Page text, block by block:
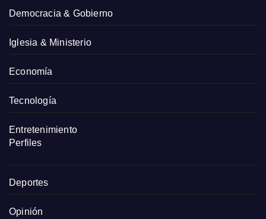
Democracia & Gobierno
Iglesia & Ministerio
Economía
Tecnología
Entretenimiento
Perfiles
Deportes
Opinión